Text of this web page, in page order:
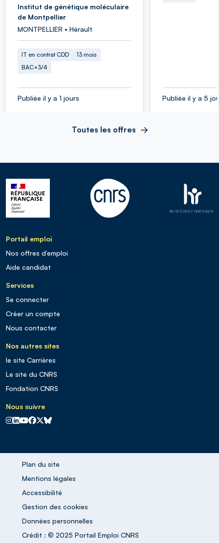
Institut de génétique moléculaire
de Montpellier
MONTPELLIER • Hérault
IT en contrat CDD
13 mois
BAC+3/4
Publiée il y a 1 jours Publiée il y a 5
Toutes les offres
Portail emploi
Nos offres d’emploi
Aide candidat
Services
Se connecter
Créer un compte
Nous contacter
Nos autres sites
le site Carrières
Le site du CNRS
Fondation CNRS
Nous suivre
CNRS sur Instagram
CNRS sur Linkedin
CNRS sur Youtube
CNRS sur Facebook
CNRS sur X
CNRS sur Blus sky
Plan du site
Mentions légales
Accessibilité
Gestion des cookies
Données personnelles
Crédit : © 2025 Portail Emploi CNRS